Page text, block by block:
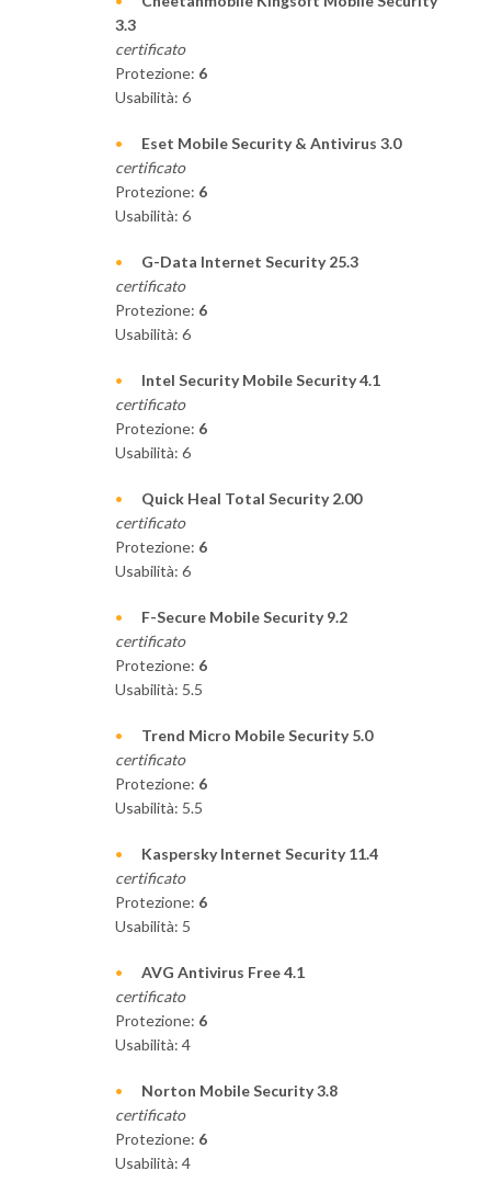
3.3
certificato
Protezione: 6
Usabilità: 6
Eset Mobile Security & Antivirus 3.0
certificato
Protezione: 6
Usabilità: 6
G-Data Internet Security 25.3
certificato
Protezione: 6
Usabilità: 6
Intel Security Mobile Security 4.1
certificato
Protezione: 6
Usabilità: 6
Quick Heal Total Security 2.00
certificato
Protezione: 6
Usabilità: 6
F-Secure Mobile Security 9.2
certificato
Protezione: 6
Usabilità: 5.5
Trend Micro Mobile Security 5.0
certificato
Protezione: 6
Usabilità: 5.5
Kaspersky Internet Security 11.4
certificato
Protezione: 6
Usabilità: 5
AVG Antivirus Free 4.1
certificato
Protezione: 6
Usabilità: 4
Norton Mobile Security 3.8
certificato
Protezione: 6
Usabilità: 4